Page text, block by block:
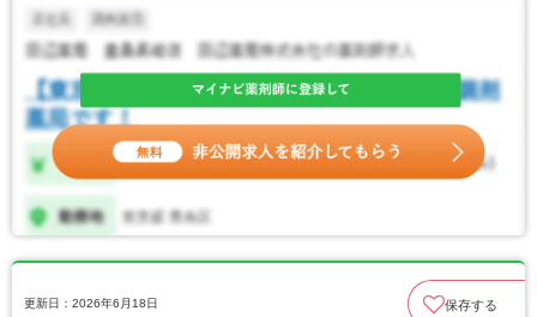
更新日：2026年6月18日 保存する